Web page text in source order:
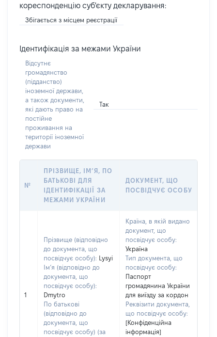
кореспонденцію суб'єкту декларування:
Збігається з місцем реєстрації
Ідентифікація за межами України
Відсутнє
громадянство
(підданство)
іноземної держави,
а також документи,
які дають право на
постійне
проживання на
території іноземної
держави
Так
№
ПРІЗВИЩЕ, ІМ’Я, ПО
БАТЬКОВІ ДЛЯ
ІДЕНТИФІКАЦІЇ ЗА
МЕЖАМИ УКРАЇНИ
ДОКУМЕНТ, ЩО
ПОСВІДЧУЄ ОСОБУ
1
Прізвище (відповідно
до документа, що
посвідчує особу):
Lysyi
Ім’я (відповідно до
документа, що
посвідчує особу):
Dmytro
По батькові
(відповідно до
документа, що
посвідчує особу) (за
Країна, в якій видано
документ, що
посвідчує особу:
Україна
Тип документа, що
посвідчує особу:
Паспорт
громадянина України
для виїзду за кордон
Реквізити документа,
що посвідчує особу:
[Конфіденційна
інформація]